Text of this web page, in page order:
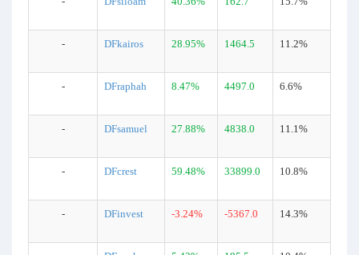
- DFkairos 28.95% 1464.5 11.2%
- DFraphah 8.47% 4497.0 6.6%
- DFsamuel 27.88% 4838.0 11.1%
- DFcrest 59.48% 33899.0 10.8%
- DFinvest -3.24% -5367.0 14.3%